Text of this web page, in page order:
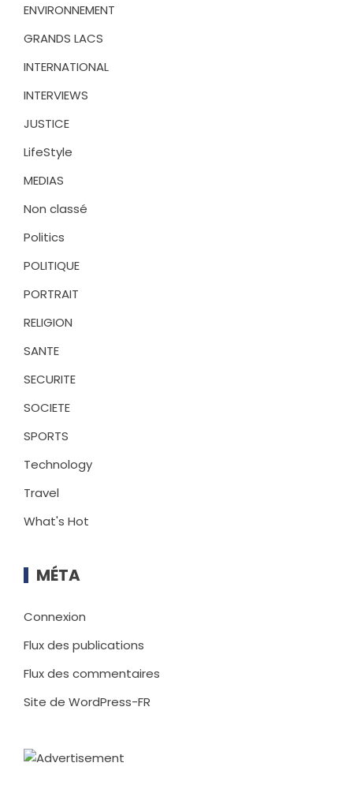
ENVIRONNEMENT
GRANDS LACS
INTERNATIONAL
INTERVIEWS
JUSTICE
LifeStyle
MEDIAS
Non classé
Politics
POLITIQUE
PORTRAIT
RELIGION
SANTE
SECURITE
SOCIETE
SPORTS
Technology
Travel
What's Hot
MÉTA
Connexion
Flux des publications
Flux des commentaires
Site de WordPress-FR